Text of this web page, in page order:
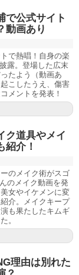
で公式サイト
動画あり
で熱唱！自身の楽
露。登場した広末
たよう（動画あ
こしたうえ、傷害
メントを発表！
ク道具やメイ
紹介！
のメイク術がスゴ
のメイク動画を発
女やイケメンに変
介。メイクキープ
も果たしたキムギ
。
理由は別れた